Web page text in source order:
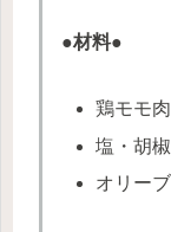
●材料●
鶏モモ
塩・胡
オリー